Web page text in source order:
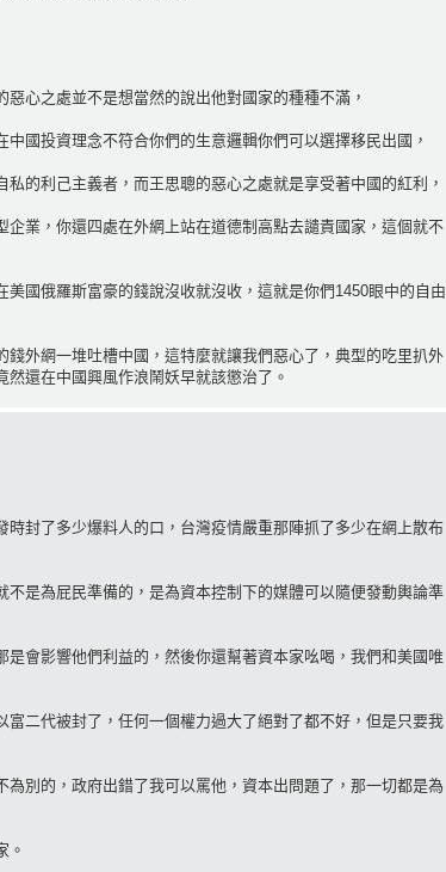
心之處並不是想當然的說出他對國家的種種不滿，
國投資理念不符合你們的生意邏輯你們可以選擇移民出國，
的利己主義者，而王思聰的惡心之處就是享受著中國的紅利，
業，你還四處在外網上站在道德制高點去譴責國家，這個就不
國俄羅斯富豪的錢說沒收就沒收，這就是你們1450眼中的自由
外網一堆吐槽中國，這特麼就讓我們惡心了，典型的吃里扒外
還在中國興風作浪鬧妖早就該懲治了。
封了多少爆料人的口，台灣疫情嚴重那陣抓了多少在網上散布
是為屁民準備的，是為資本控制下的媒體可以隨便發動輿論準
會影響他們利益的，然後你還幫著資本家吆喝，我們和美國唯
二代被封了，任何一個權力過大了絕對了都不好，但是只要我
別的，政府出錯了我可以罵他，資本出問題了，那一切都是為
。